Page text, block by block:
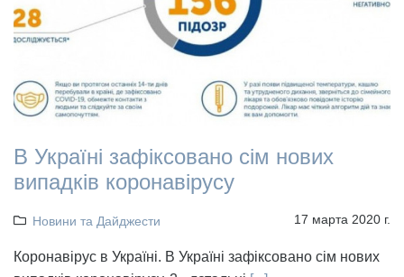
В Україні зафіксовано сім нових
випадків коронавірусу
Новини та Дайджести 17 марта 2020 г.
Коронавірус в Україні. В Україні зафіксовано сім нових